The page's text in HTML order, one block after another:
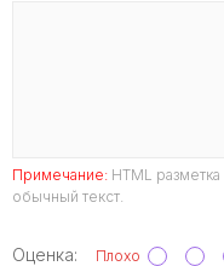
Примечание: HTML
обычный текст.
Оценка: Плохо